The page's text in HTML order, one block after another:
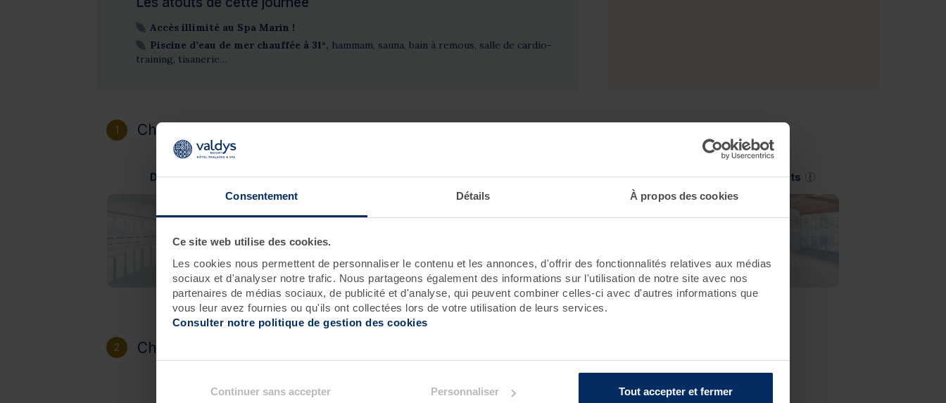
Consentement Détails À propos des cookies
Ce site web utilise des cookies.
Les cookies nous permettent de personnaliser le contenu et les annonces, d'offrir des fonctionnalités relatives aux médias
sociaux et d'analyser notre trafic. Nous partageons également des informations sur l'utilisation de notre site avec nos
partenaires de médias sociaux, de publicité et d'analyse, qui peuvent combiner celles-ci avec d'autres informations que
vous leur avez fournies ou qu'ils ont collectées lors de votre utilisation de leurs services.
Consulter notre politique de gestion des cookies
Continuer sans accepter Personnaliser Tout accepter et fermer
Accès illimité au Spa Marin !
Piscine d’eau de mer chauffée à 31°, hammam, sauna, bain à remous, salle de cardio-
training, tisanerie…
1 Choisissez votre destination :
Douarnenez Roscoff Pornichet - Baie de La Baule Saint-Jean-de-Monts
2 Choisissez votre hébergement :
Sans hébergement